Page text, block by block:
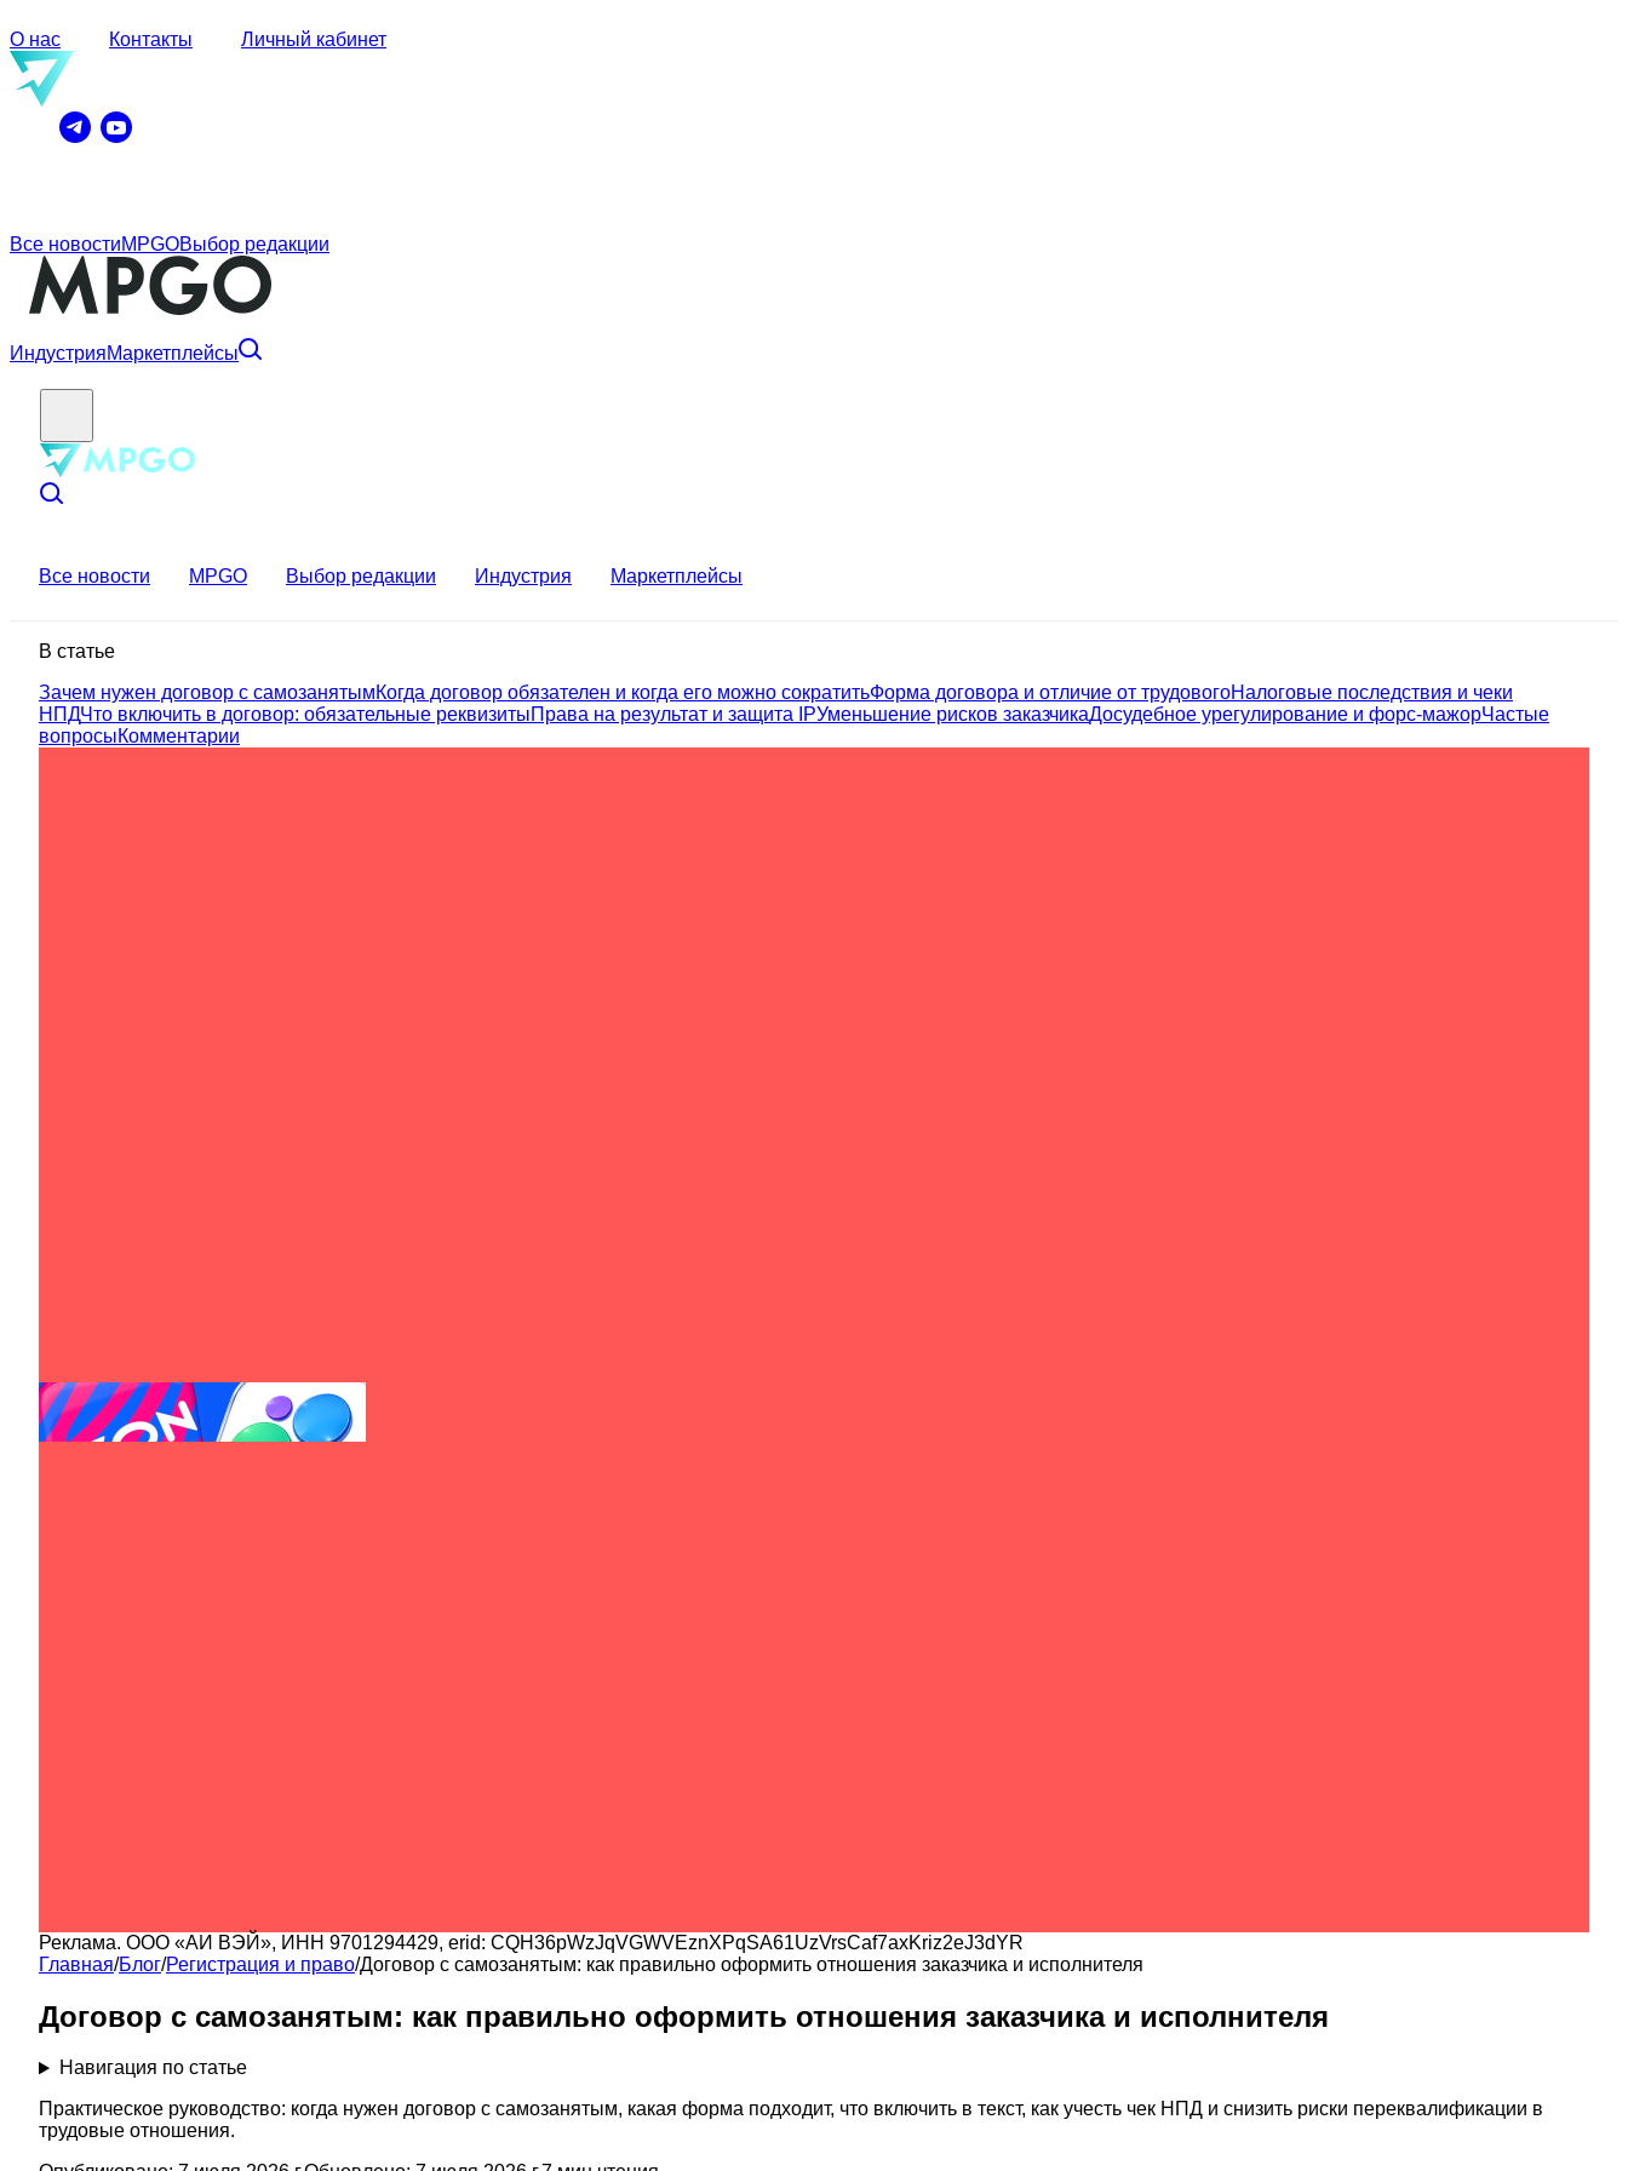
О нас Контакты Личный кабинет
Все новостиMPGOВыбор редакции
ИндустрияМаркетплейсы
Все новости MPGO Выбор редакции Индустрия Маркетплейсы
В статье
Зачем нужен договор с самозанятымКогда договор обязателен и когда его можно сократитьФорма договора и отличие от трудовогоНалоговые последствия и чеки
НПДЧто включить в договор: обязательные реквизитыПрава на результат и защита IPУменьшение рисков заказчикаДосудебное урегулирование и форс-мажорЧастые
вопросыКомментарии
Реклама. ООО «АИ ВЭЙ», ИНН 9701294429, erid: CQH36pWzJqVGWVEznXPqSA61UzVrsCaf7axKriz2eJ3dYR
Главная/Блог/Регистрация и право/Договор с самозанятым: как правильно оформить отношения заказчика и исполнителя
Договор с самозанятым: как правильно оформить отношения заказчика и исполнителя
Навигация по статье
Практическое руководство: когда нужен договор с самозанятым, какая форма подходит, что включить в текст, как учесть чек НПД и снизить риски переквалификации в
трудовые отношения.